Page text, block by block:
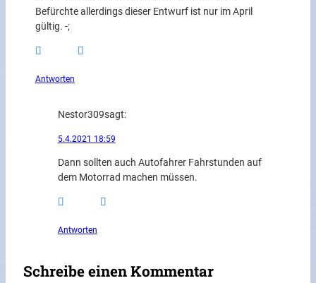
Befürchte allerdings dieser Entwurf ist nur im April
gültig. -;
Antworten
Nestor309sagt:
5.4.2021 18:59
Dann sollten auch Autofahrer Fahrstunden auf
dem Motorrad machen müssen.
Antworten
Schreibe einen Kommentar